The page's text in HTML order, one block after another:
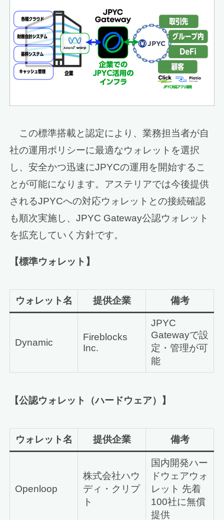
この標準搭載と認定により、業務担当者が自
社の運用ポリシーに最適なウォレットを選択
し、安全かつ迅速にJPYCの運用を開始するこ
とが可能になります。アステリアでは今後提供
されるJPYCへの対応ウォレットとの接続確認
も順次実施し、JPYC Gateway公認ウォレット
を拡充していく方針です。
【標準ウォレット】
ウォレット名 提供企業 備考
Dynamic
Fireblocks
Inc.
JPYC
Gatewayで設
定・管理が可
能
【公認ウォレット（ハードウェア）】
ウォレット名 提供企業 備考
Openloop
株式会社ハウ
ディ・クリプ
ト
国内開発ハー
ドウェアウォ
レット 先着
100社に無償
提供